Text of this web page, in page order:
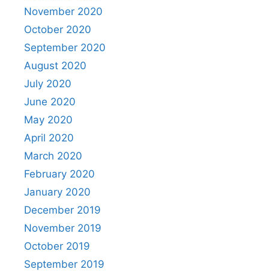
November 2020
October 2020
September 2020
August 2020
July 2020
June 2020
May 2020
April 2020
March 2020
February 2020
January 2020
December 2019
November 2019
October 2019
September 2019